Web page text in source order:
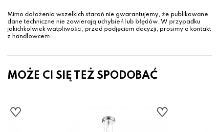
Mimo dołożenia wszelkich starań nie gwarantujemy, że publikowane
dane techniczne nie zawierają uchybień lub błędów. W przypadku
jakichkolwiek wątpliwości, przed podjęciem decyzji, prosimy o kontakt
z handlowcem.
MOŻE CI SIĘ TEŻ SPODOBAĆ